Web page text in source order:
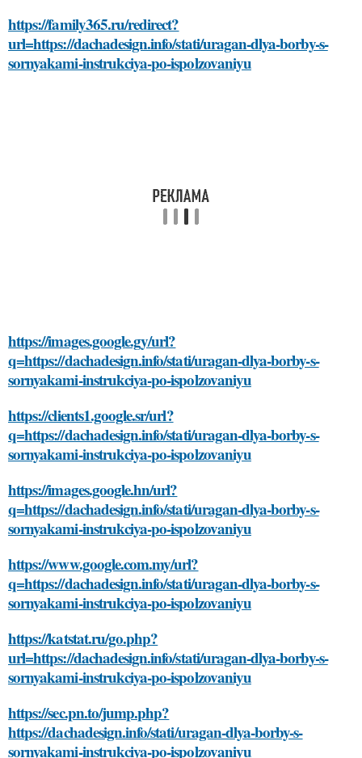
https://family365.ru/redirect?
url=https://dachadesign.info/stati/uragan-dlya-borby-s-
sornyakami-instrukciya-po-ispolzovaniyu
https://images.google.gy/url?
q=https://dachadesign.info/stati/uragan-dlya-borby-s-
sornyakami-instrukciya-po-ispolzovaniyu
https://clients1.google.sr/url?
q=https://dachadesign.info/stati/uragan-dlya-borby-s-
sornyakami-instrukciya-po-ispolzovaniyu
https://images.google.hn/url?
q=https://dachadesign.info/stati/uragan-dlya-borby-s-
sornyakami-instrukciya-po-ispolzovaniyu
https://www.google.com.my/url?
q=https://dachadesign.info/stati/uragan-dlya-borby-s-
sornyakami-instrukciya-po-ispolzovaniyu
https://katstat.ru/go.php?
url=https://dachadesign.info/stati/uragan-dlya-borby-s-
sornyakami-instrukciya-po-ispolzovaniyu
https://sec.pn.to/jump.php?
https://dachadesign.info/stati/uragan-dlya-borby-s-
sornyakami-instrukciya-po-ispolzovaniyu